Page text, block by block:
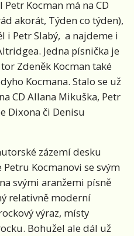
Kocman má na CD
akorát, Týden co týden),
i Petr Slabý, a najdeme i
Jedna písnička je
Zdeněk Kocman také
Kocmana. Stalo se už
CD Allana Mikuška, Petr
Dixona či Denisu
zázemí desku
Kocmanovi se svým
svými aranžemi písně
relativně moderní
výraz, místy
Bohužel ale dál už